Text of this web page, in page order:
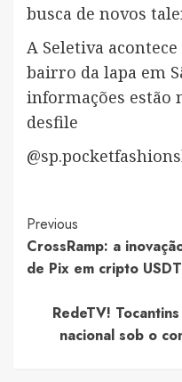
busca de novos
A Seletiva
bairro da lapa em
informações estão
desfile
Post
Navigation
Previous
CrossRamp: a
de Pix em cripto
RedeTV!
nacional sob o